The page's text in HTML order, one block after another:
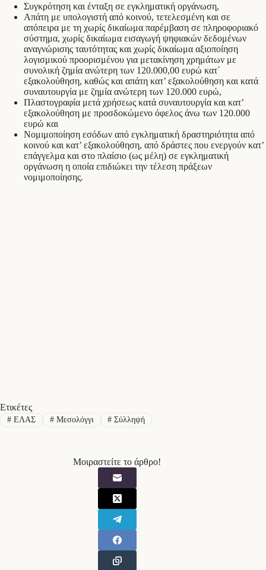
Συγκρότηση και ένταξη σε εγκληματική οργάνωση,
Απάτη με υπολογιστή από κοινού, τετελεσμένη και σε
απόπειρα με τη χωρίς δικαίωμα παρέμβαση σε πληροφοριακό
σύστημα, χωρίς δικαίωμα εισαγωγή ψηφιακών δεδομένων
αναγνώρισης ταυτότητας και χωρίς δικαίωμα αξιοποίηση
λογισμικού προορισμένου για μετακίνηση χρημάτων με
συνολική ζημία ανώτερη των 120.000,00 ευρώ κατ΄
εξακολούθηση, καθώς και απάτη κατ’ εξακολούθηση και κατά
συναυτουργία με ζημία ανώτερη των 120.000 ευρώ,
Πλαστογραφία μετά χρήσεως κατά συναυτουργία και κατ’
εξακολούθηση με προσδοκώμενο όφελος άνω των 120.000
ευρώ και
Νομιμοποίηση εσόδων από εγκληματική δραστηριότητα από
κοινού και κατ’ εξακολούθηση, από δράστες που ενεργούν κατ’
επάγγελμα και στο πλαίσιο (ως μέλη) σε εγκληματική
οργάνωση η οποία επιδιώκει την τέλεση πράξεων
νομιμοποίησης.
Ετικέτες
#ΕΛΑΣ #Μεσολόγγι # Σύλληψή
Μοιραστείτε το άρθρο!